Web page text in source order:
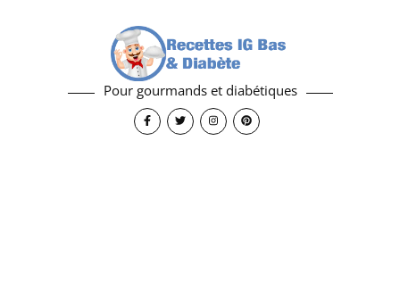
Pour gourmands et diabétiques